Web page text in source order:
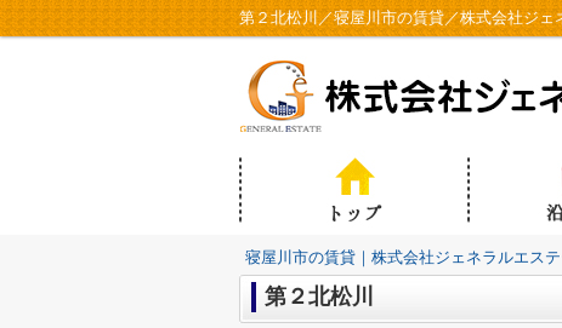
第２北松川／寝屋川市の賃貸／株式会社ジェ
寝屋川市の賃貸｜株式会社ジェネラルエステ
第２北松川